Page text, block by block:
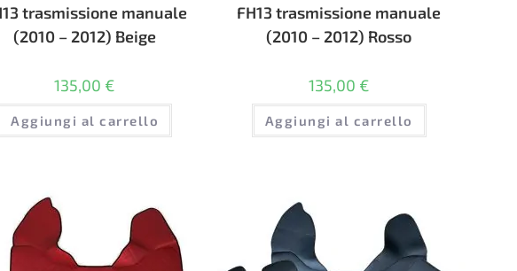
trasmissione manuale
(2010 – 2012) Beige
135,00 €
Aggiungi al carrello
FH13 trasmissione manuale
(2010 – 2012) Rosso
135,00 €
Aggiungi al carrello